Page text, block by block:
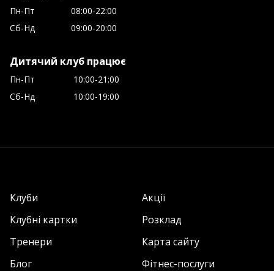
Пн-Пт
08:00-22:00
Сб-Нд
09:00-20:00
Дитячий клуб працює
Пн-Пт
10:00-21:00
Сб-Нд
10:00-19:00
Клуби
Акції
Клубні картки
Розклад
Тренери
Карта сайту
Блог
Фітнес-послуги